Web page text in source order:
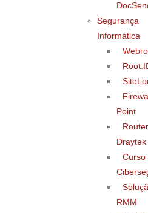
Segurança
Informática
Point
Draytek
Curso
RMM